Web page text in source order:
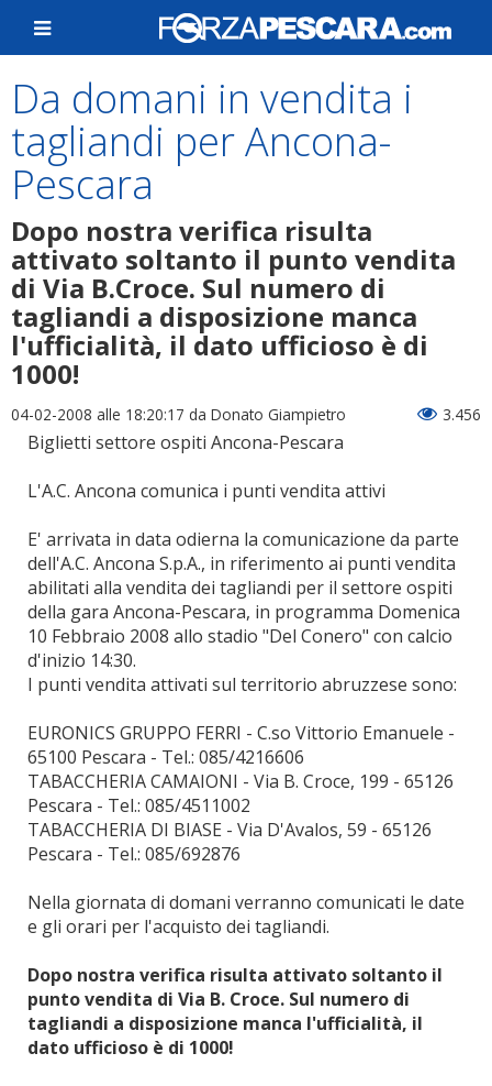
Da domani in vendita i
tagliandi per Ancona-
Pescara
Dopo nostra verifica risulta
attivato soltanto il punto vendita
di Via B.Croce. Sul numero di
tagliandi a disposizione manca
l'ufficialità, il dato ufficioso è di
1000!
04-02-2008 alle 18:20:17 da Donato Giampietro 3.456
Biglietti settore ospiti Ancona-Pescara
L'A.C. Ancona comunica i punti vendita attivi
E' arrivata in data odierna la comunicazione da parte
dell'A.C. Ancona S.p.A., in riferimento ai punti vendita
abilitati alla vendita dei tagliandi per il settore ospiti
della gara Ancona-Pescara, in programma Domenica
10 Febbraio 2008 allo stadio "Del Conero" con calcio
d'inizio 14:30.
I punti vendita attivati sul territorio abruzzese sono:
EURONICS GRUPPO FERRI - C.so Vittorio Emanuele -
65100 Pescara - Tel.: 085/4216606
TABACCHERIA CAMAIONI - Via B. Croce, 199 - 65126
Pescara - Tel.: 085/4511002
TABACCHERIA DI BIASE - Via D'Avalos, 59 - 65126
Pescara - Tel.: 085/692876
Nella giornata di domani verranno comunicati le date
e gli orari per l'acquisto dei tagliandi.
Dopo nostra verifica risulta attivato soltanto il
punto vendita di Via B. Croce. Sul numero di
tagliandi a disposizione manca l'ufficialità, il
dato ufficioso è di 1000!